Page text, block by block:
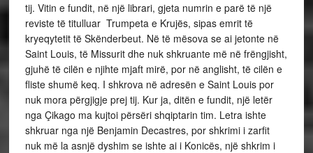
tij. Vitin e fundit, në një librari, gjeta numrin e parë të një
reviste të titulluar Trumpeta e Krujës, sipas emrit të
kryeqytetit të Skënderbeut. Në të mësova se ai jetonte në
Saint Louis, të Missurit dhe nuk shkruante më në frëngjisht,
gjuhë të cilën e njihte mjaft mirë, por në anglisht, të cilën e
fliste shumë keq. I shkrova në adresën e Saint Louis por
nuk mora përgjigje prej tij. Kur ja, ditën e fundit, një letër
nga Çikago ma kujtoi përsëri shqiptarin tim. Letra ishte
shkruar nga një Benjamin Decastres, por shkrimi i zarfit
nuk më la asnjë dyshim se ishte ai i Konicës, një shkrim i